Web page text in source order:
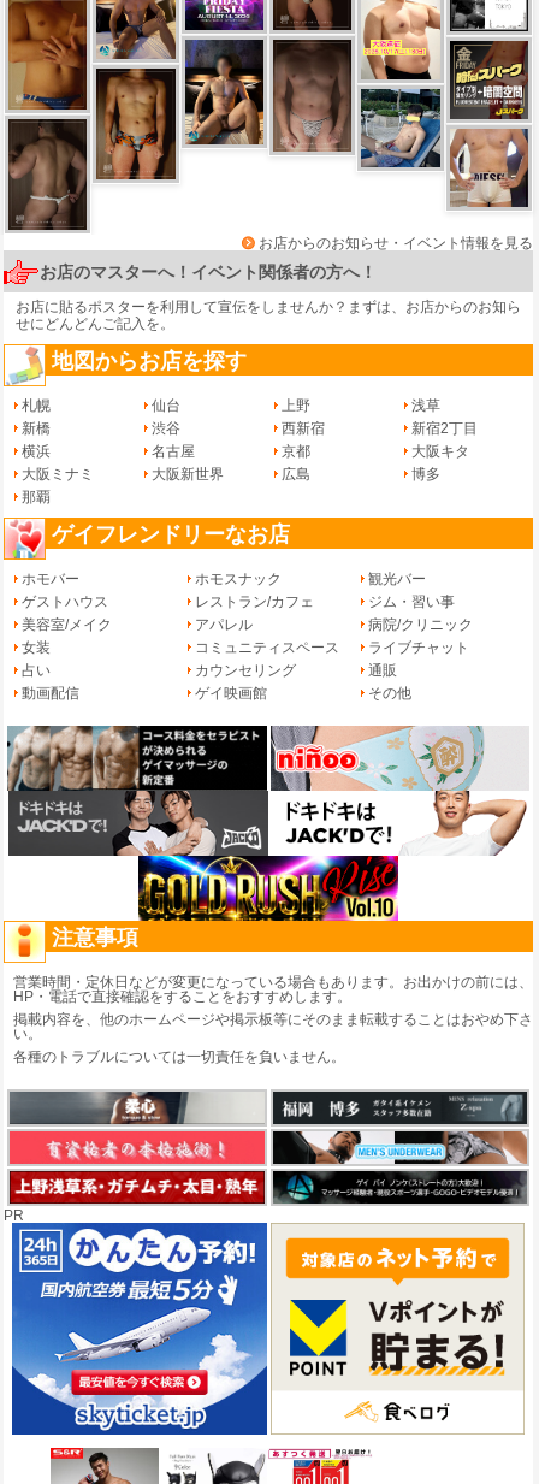
お店からのお知らせ・イベント情報を見る
お店のマスターへ！イベント関係者の方へ！
お店に貼るポスターを利用して宣伝をしませんか？まずは、 お店からのお知ら
せにどんどんご記入を。
地図からお店を探す
札幌 仙台 上野
浅草
新橋
渋谷 西新宿
新宿2丁目
横浜
名古屋 京都
大阪キタ
大阪ミナミ
大阪新世界 広島
博多
那覇
ゲイフレンドリーなお店
ホモバー ホモスナック
観光バー
ゲストハウス
レストラン/カフェ
ジム・習い事
美容室/メイク
アパレル
病院/クリニック
女装
コミュニティスペース
ライブチャット
占い
カウンセリング
通販
動画配信
ゲイ映画館 その他
注意事項
営業時間・定休日などが変更になっている場合もあります。お出かけの前には、
HP・電話で直接確認をすることをおすすめします。
掲載内容を、他のホームページや掲示板等にそのまま転載することはおやめ下さ
い。
各種のトラブルについては一切責任を負いません。
PR